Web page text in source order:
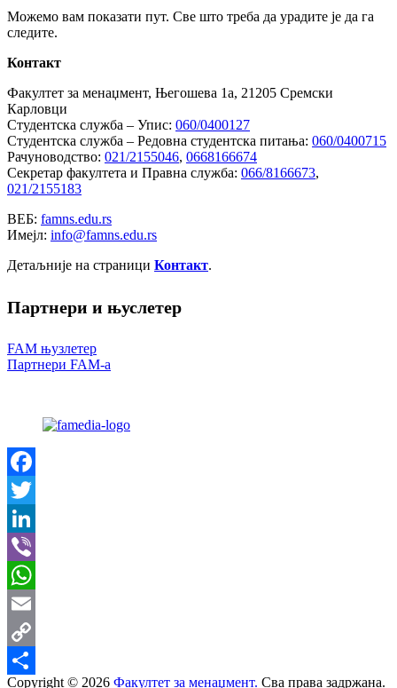
Можемо вам показати пут. Све што треба да урадите је да га
следите.
Контакт
Факултет за менаџмент, Његошева 1а, 21205 Сремски
Карловци
Студентска служба – Упис: 060/0400127
Студентска служба – Редовна студентска питања: 060/0400715
Рачуноводство: 021/2155046, 0668166674
Секретар факултета и Правна служба: 066/8166673,
021/2155183
ВЕБ: famns.edu.rs
Имејл: info@famns.edu.rs
Детаљније на страници Контакт.
Партнери и њуслетер
FAM њузлетер
Партнери FAM-a
Facebook
Twitter
LinkedIn
Viber
WhatsApp
Email
Copy
Copyright © 2026 Факултет за менаџмент. Сва права задржана.